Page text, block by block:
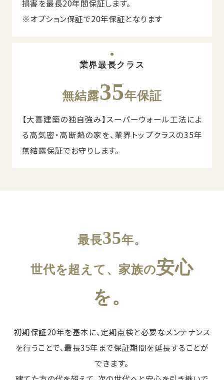
損害を最長20年間保証します。
※オプション保証で20年保証となります
業界最長クラス
無結露35年保証
【大喜建築の独自強み】スーパーウォール工法によ
る高気密・高断熱の家を、業界トップクラスの35年
無結露保証でお守りします。
最長35年。
世代を超えて、家族の安心
を。
初期保証20年を基本に、定期点検と必要なメンテナンス
を行うことで、最長35年まで保証期間を延長することが
できます。